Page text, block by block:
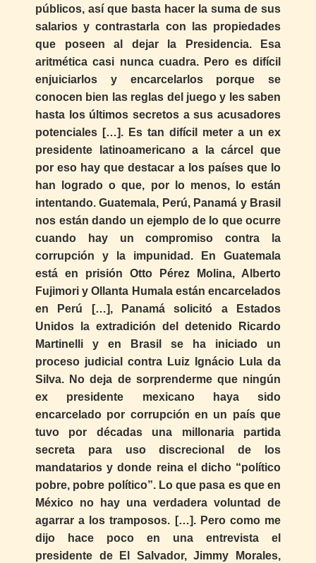
públicos, así que basta hacer la suma de sus
salarios y contrastarla con las propiedades
que poseen al dejar la Presidencia. Esa
aritmética casi nunca cuadra. Pero es difícil
enjuiciarlos y encarcelarlos porque se
conocen bien las reglas del juego y les saben
hasta los últimos secretos a sus acusadores
potenciales […]. Es tan difícil meter a un ex
presidente latinoamericano a la cárcel que
por eso hay que destacar a los países que lo
han logrado o que, por lo menos, lo están
intentando. Guatemala, Perú, Panamá y Brasil
nos están dando un ejemplo de lo que ocurre
cuando hay un compromiso contra la
corrupción y la impunidad. En Guatemala
está en prisión Otto Pérez Molina, Alberto
Fujimori y Ollanta Humala están encarcelados
en Perú […], Panamá solicitó a Estados
Unidos la extradición del detenido Ricardo
Martinelli y en Brasil se ha iniciado un
proceso judicial contra Luiz Ignácio Lula da
Silva. No deja de sorprenderme que ningún
ex presidente mexicano haya sido
encarcelado por corrupción en un país que
tuvo por décadas una millonaria partida
secreta para uso discrecional de los
mandatarios y donde reina el dicho “político
pobre, pobre político”. Lo que pasa es que en
México no hay una verdadera voluntad de
agarrar a los tramposos. […]. Pero como me
dijo hace poco en una entrevista el
presidente de El Salvador, Jimmy Morales,